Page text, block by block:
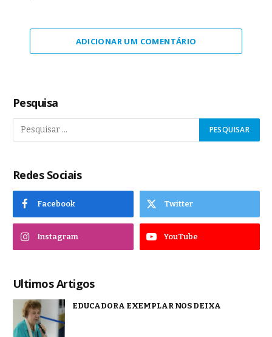
ADICIONAR UM COMENTÁRIO
Pesquisa
Redes Sociais
Facebook Twitter
Instagram YouTube
Ultimos Artigos
EDUCADORA EXEMPLAR NOS DEIXA